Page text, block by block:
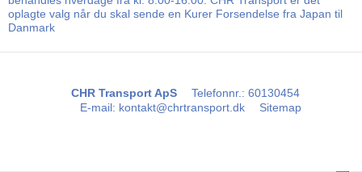
oplagte valg når du skal sende en Kurer Forsendelse fra Japan til
Danmark
CHR Transport ApS Telefonnr.: 60130454
E-mail: kontakt@chrtransport.dk Sitemap